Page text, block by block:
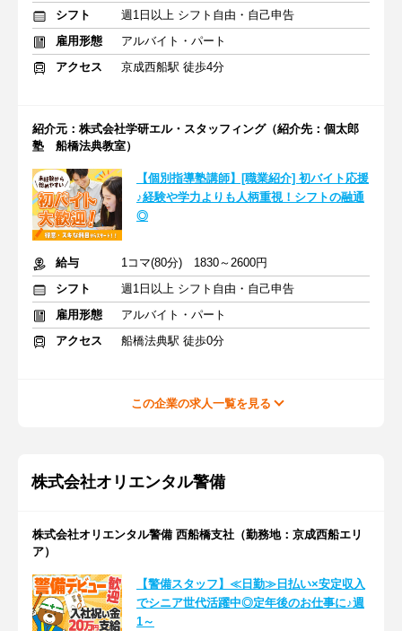
シフト
週1日以上 シフト自由・自己申告
雇用形態
アルバイト・パート
アクセス
京成西船駅 徒歩4分
紹介元：株式会社学研エル・スタッフィング（紹介先：個太郎
塾 船橋法典教室）
【個別指導塾講師】[職業紹介] 初バイト応援
♪経験や学力よりも人柄重視！シフトの融通
◎
給与
1コマ(80分) 1830～2600円
シフト
週1日以上 シフト自由・自己申告
雇用形態
アルバイト・パート
アクセス
船橋法典駅 徒歩0分
この企業の求人一覧を見る
株式会社オリエンタル警備
株式会社オリエンタル警備 西船橋支社（勤務地：京成西船エリ
ア）
【警備スタッフ】≪日勤≫日払い×安定収入
でシニア世代活躍中◎定年後のお仕事に♪週
1～